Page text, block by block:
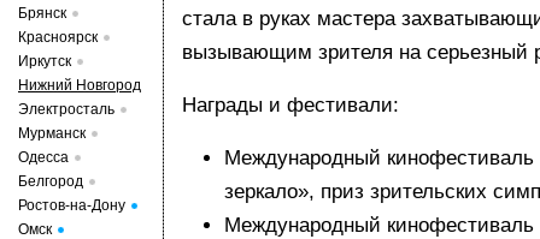
Брянск
Красноярск
Иркутск
Нижний Новгород
Электросталь
Мурманск
Одесса
Белгород
Ростов-на-Дону
Омск
стала в руках мастера
вызывающим зрителя на серьезный
Награды и фестивали:
Международный
зеркало», приз зрительских
Международный